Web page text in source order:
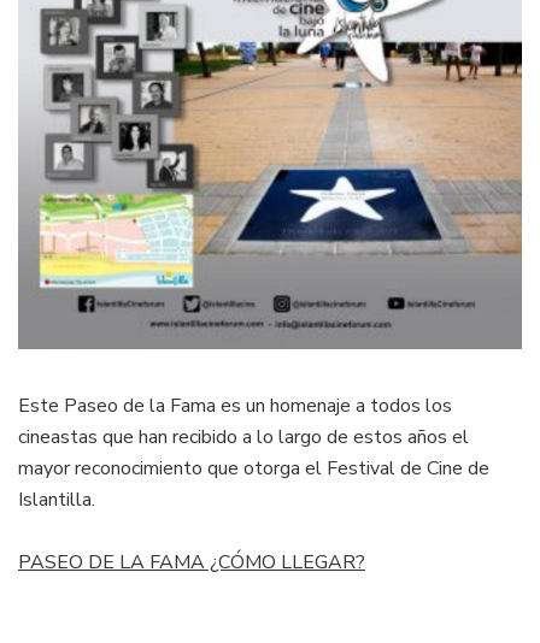
Este Paseo de la Fama es un homenaje a todos los
cineastas que han recibido a lo largo de estos años el
mayor reconocimiento que otorga el Festival de Cine de
Islantilla.
PASEO DE LA FAMA ¿CÓMO LLEGAR?